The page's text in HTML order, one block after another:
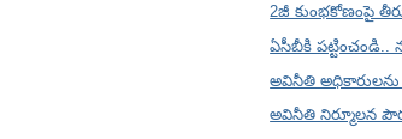
2జీ కుంభకోణంపై
ఏసీబీకి
అవినీతి
అవినీతి నిర్మూలన